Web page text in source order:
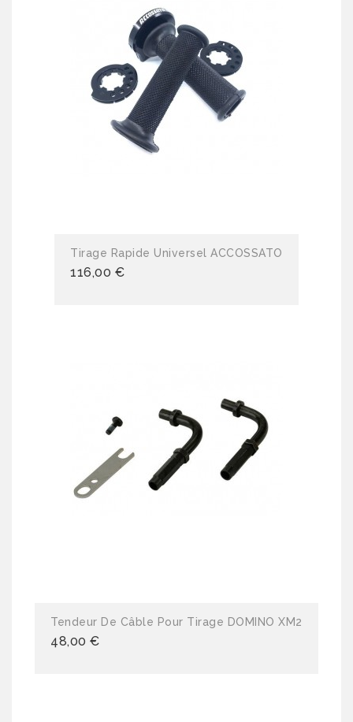
Tirage Rapide Universel ACCOSSATO
116,00 €
Tendeur De Câble Pour Tirage DOMINO XM2
48,00 €